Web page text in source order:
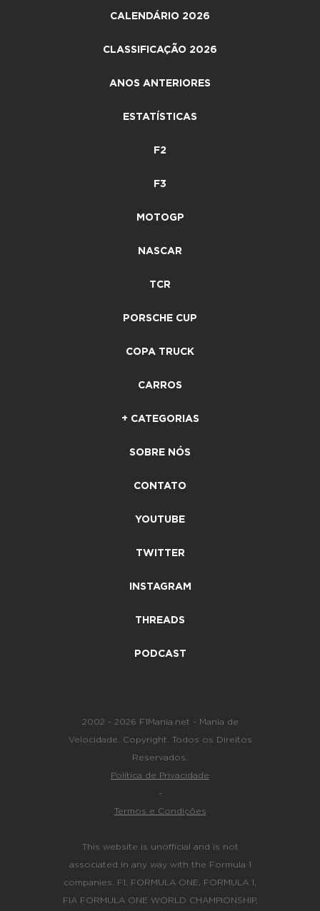
CALENDÁRIO 2026
CLASSIFICAÇÃO 2026
ANOS ANTERIORES
ESTATÍSTICAS
F2
F3
MOTOGP
NASCAR
TCR
PORSCHE CUP
COPA TRUCK
CARROS
+ CATEGORIAS
SOBRE NÓS
CONTATO
YOUTUBE
TWITTER
INSTAGRAM
THREADS
PODCAST
2002 - 2026 F1Mania.net - Mania de
Velocidade. Copyright. Todos os Direitos
Reservados.
Política de Privacidade
-
Termos e Condições
This website is unofficial and is not
associated in any way with the Formula 1
companies. F1, FORMULA ONE, FORMULA 1,
FIA FORMULA ONE WORLD CHAMPIONSHIP,